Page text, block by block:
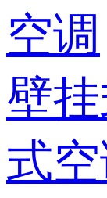
空调
壁
式空